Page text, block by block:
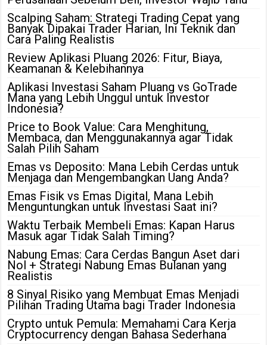
Scalping Saham: Strategi Trading Cepat yang
Banyak Dipakai Trader Harian, Ini Teknik dan
Cara Paling Realistis
Review Aplikasi Pluang 2026: Fitur, Biaya,
Keamanan & Kelebihannya
Aplikasi Investasi Saham Pluang vs GoTrade
Mana yang Lebih Unggul untuk Investor
Indonesia?
Price to Book Value: Cara Menghitung,
Membaca, dan Menggunakannya agar Tidak
Salah Pilih Saham
Emas vs Deposito: Mana Lebih Cerdas untuk
Menjaga dan Mengembangkan Uang Anda?
Emas Fisik vs Emas Digital, Mana Lebih
Menguntungkan untuk Investasi Saat ini?
Waktu Terbaik Membeli Emas: Kapan Harus
Masuk agar Tidak Salah Timing?
Nabung Emas: Cara Cerdas Bangun Aset dari
Nol + Strategi Nabung Emas Bulanan yang
Realistis
8 Sinyal Risiko yang Membuat Emas Menjadi
Pilihan Trading Utama bagi Trader Indonesia
Crypto untuk Pemula: Memahami Cara Kerja
Cryptocurrency dengan Bahasa Sederhana